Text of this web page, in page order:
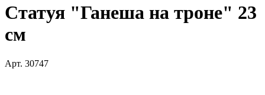
Статуя "Ганеша на троне" 23
см
Арт. 30747